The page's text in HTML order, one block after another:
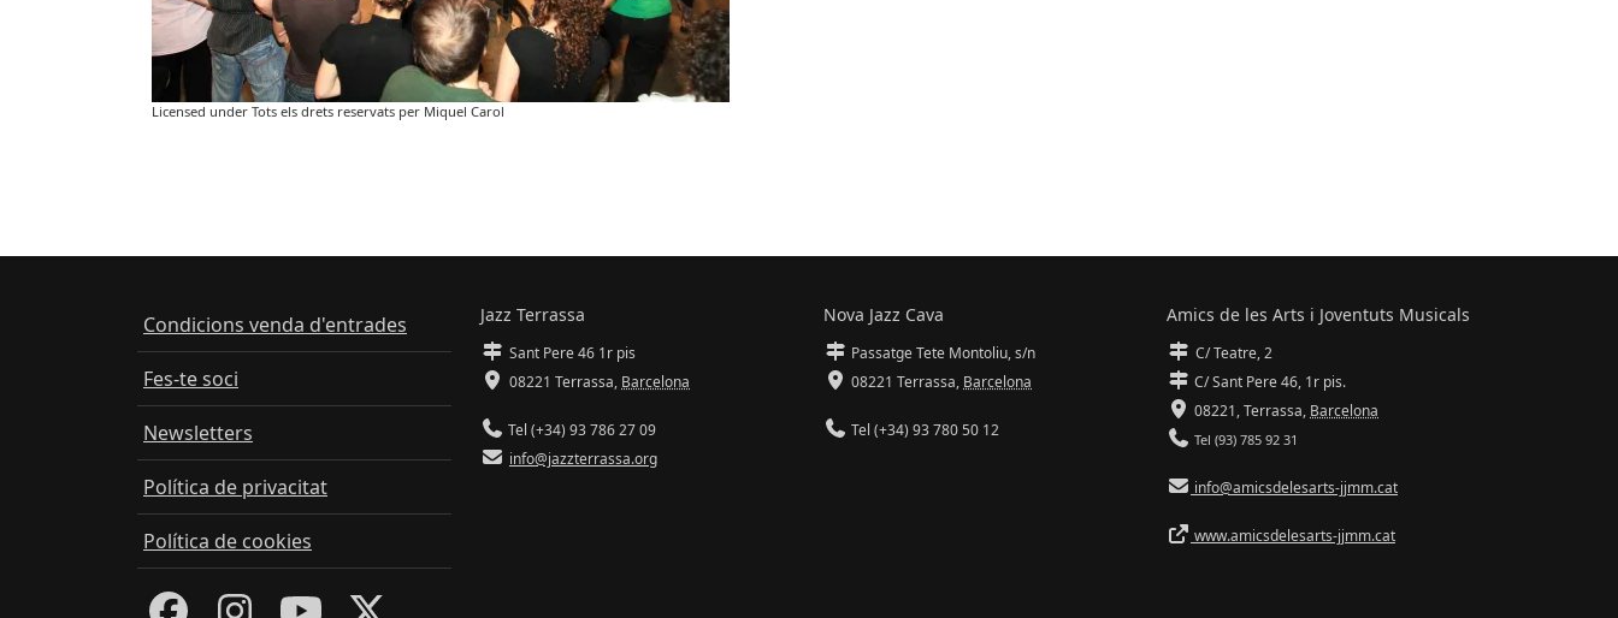
Licensed under Tots els drets reservats per Miquel Carol
Condicions venda d'entrades
Fes-te soci
Newsletters
Política de privacitat
Política de cookies
Jazz Terrassa
Sant Pere 46 1r pis
08221 Terrassa, Barcelona
Tel (+34) 93 786 27 09
info@jazzterrassa.org
Nova Jazz Cava
Passatge Tete Montoliu, s/n
08221 Terrassa, Barcelona
Tel (+34) 93 780 50 12
Amics de les Arts i Joventuts Musicals
C/ Teatre, 2
C/ Sant Pere 46, 1r pis.
08221,Terrassa, Barcelona
Tel (93) 785 92 31
info@amicsdelesarts-jjmm.cat
www.amicsdelesarts-jjmm.cat